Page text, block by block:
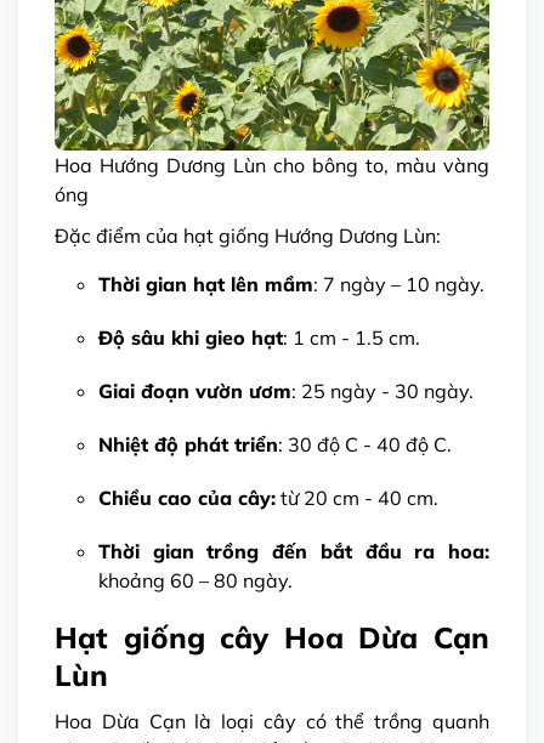
Hoa Hướng Dương Lùn cho bông to, màu vàng
óng
Đặc điểm của hạt giống Hướng Dương Lùn:
Thời gian hạt lên mầm: 7 ngày – 10 ngày.
Độ sâu khi gieo hạt: 1 cm - 1.5 cm.
Giai đoạn vườn ươm: 25 ngày - 30 ngày.
Nhiệt độ phát triển: 30 độ C - 40 độ C.
Chiều cao của cây: từ 20 cm - 40 cm.
Thời gian trồng đến bắt đầu ra hoa:
khoảng 60 – 80 ngày.
Hạt giống cây Hoa Dừa Cạn
Lùn
Hoa Dừa Cạn là loại cây có thể trồng quanh